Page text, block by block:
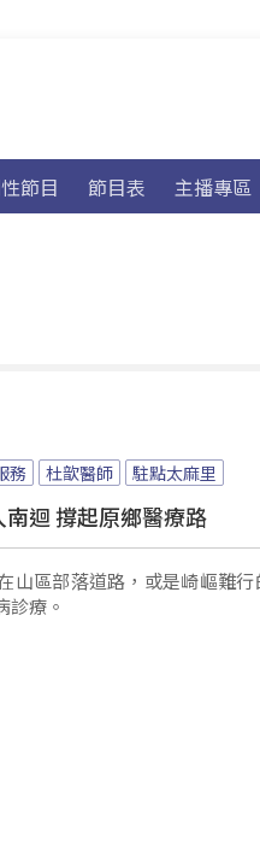
節目 節目表 主播專區
務 杜歆醫師 駐點太麻里
迴 撐起原鄉醫療路
山區部落道路，或是崎嶇難
診療。